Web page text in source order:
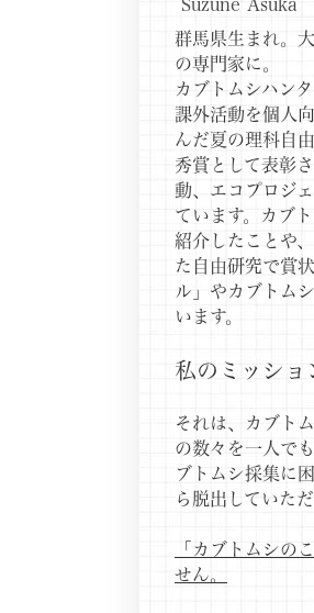
群馬県生まれ。
の専門家に。
カブトムシハン
課外活動を個人
んだ夏の理科自
秀賞として表彰
動、エコプロジ
ています。カブ
紹介したことや
た自由研究で賞
ル」やカブトム
います。
私のミッショ
それは、カブト
の数々を一人で
ブトムシ採集に
ら脱出していた
「カブトムシの
せん。